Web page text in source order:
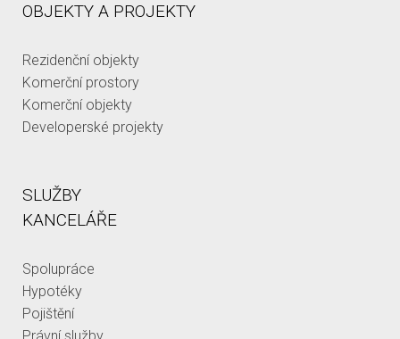
OBJEKTY A PROJEKTY
Rezidenční objekty
Komerční prostory
Komerční objekty
Developerské projekty
SLUŽBY
KANCELÁŘE
Spolupráce
Hypotéky
Pojištění